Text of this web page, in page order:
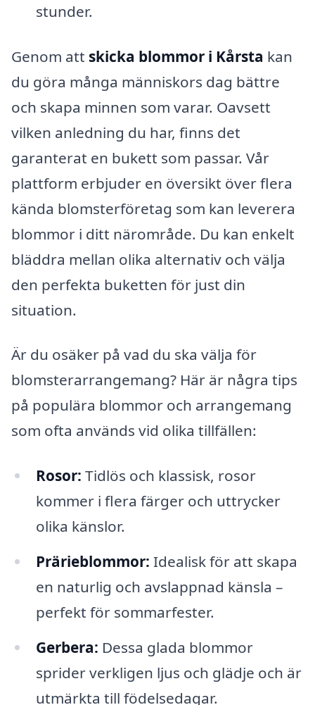
stunder.
Genom att skicka blommor i Kårsta kan
du göra många människors dag bättre
och skapa minnen som varar. Oavsett
vilken anledning du har, finns det
garanterat en bukett som passar. Vår
plattform erbjuder en översikt över flera
kända blomsterföretag som kan leverera
blommor i ditt närområde. Du kan enkelt
bläddra mellan olika alternativ och välja
den perfekta buketten för just din
situation.
Är du osäker på vad du ska välja för
blomsterarrangemang? Här är några tips
på populära blommor och arrangemang
som ofta används vid olika tillfällen:
Rosor: Tidlös och klassisk, rosor
kommer i flera färger och uttrycker
olika känslor.
Prärieblommor: Idealisk för att skapa
en naturlig och avslappnad känsla –
perfekt för sommarfester.
Gerbera: Dessa glada blommor
sprider verkligen ljus och glädje och är
utmärkta till födelsedagar.